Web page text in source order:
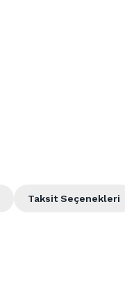
Taksit Seçenekleri